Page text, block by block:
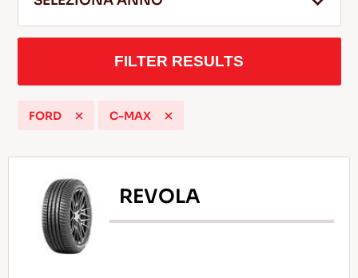
Consigli per la Guida nella Neve
LEGGI DI PIU
FILTER RESULTS
FORD C-MAX
REVOLA